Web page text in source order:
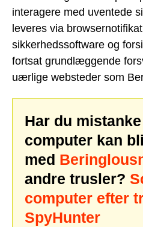
interagere med uventede
leveres via
sikkerhedssoftware og
fortsat grundlæggende
uærlige websteder som
Har du
computer kan
med
andre trusler?
computer efter
SpyHunter